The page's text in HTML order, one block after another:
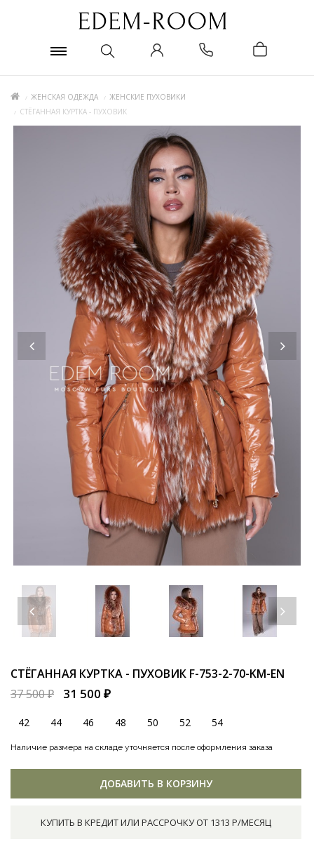
ЖЕНСКАЯ ОДЕЖДА
ЖЕНСКИЕ ПУХОВИКИ
СТЁГАННАЯ КУРТКА - ПУХОВИК
СТЁГАННАЯ КУРТКА - ПУХОВИК F-753-2-70-KM-EN
37 500 ₽
31 500 ₽
42 44 46 48 50 52 54
Наличие размера на складе уточняется после оформления заказа
ДОБАВИТЬ В КОРЗИНУ
КУПИТЬ В КРЕДИТ ИЛИ РАССРОЧКУ ОТ 1313 Р/МЕСЯЦ